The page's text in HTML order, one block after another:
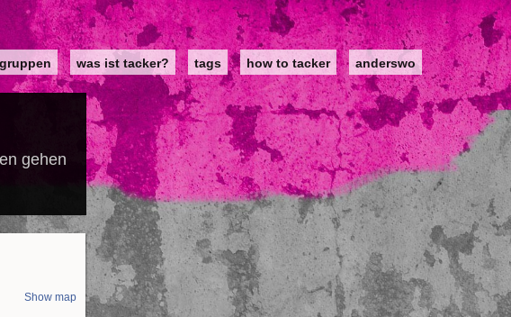
gruppen was ist tacker? tags how to tacker anderswo
gehen
Show map